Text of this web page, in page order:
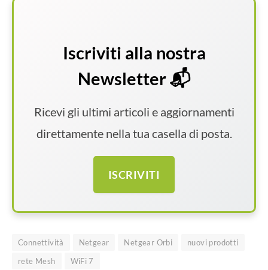
Iscriviti alla nostra
Newsletter 📬
Ricevi gli ultimi articoli e aggiornamenti
direttamente nella tua casella di posta.
ISCRIVITI
Connettività Netgear Netgear Orbi
nuovi prodotti
rete Mesh
WiFi 7